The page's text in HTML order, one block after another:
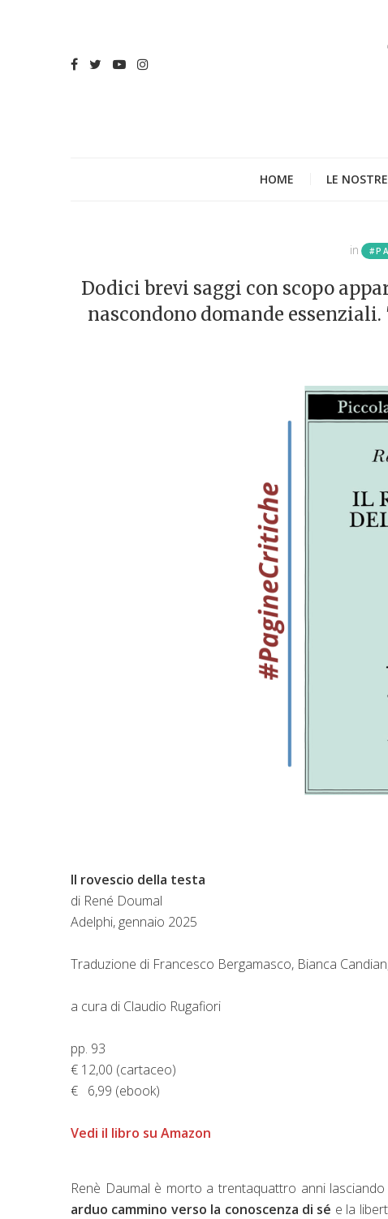
HOME LE
in
Dodici brevi saggi con scopo
nascondono domande
Il rovescio della testa
di René Doumal
Adelphi, gennaio 2025
Traduzione di Francesco Bergamasco, Bianca
a cura di Claudio Rugafiori
pp. 93
€ 12,00 (cartaceo)
€ 6,99 (ebook)
Vedi il libro su Amazon
Renè Daumal è morto a trentaquattro anni
arduo cammino verso la conoscenza di sé e la